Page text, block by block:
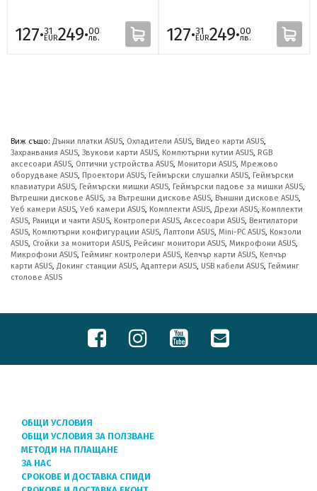
127·31
EUR249·00
лв. 127·31
EUR249·00
лв.
Виж също: Дънни платки ASUS Охладители ASUS Видео карти ASUS
Захранвания ASUS Звукови карти ASUS Компютърни кутии ASUS RGB
аксесоари ASUS Оптични устройства ASUS Монитори ASUS Мрежово
оборудване ASUS Проектори ASUS Геймърски слушалки ASUS Геймърски
клавиатури ASUS Геймърски мишки ASUS Геймърски падове за мишки ASUS
Вътрешни дискове ASUS за Вътрешни дискове ASUS Външни дискове ASUS
Уеб камери ASUS Уеб камери ASUS Комплекти ASUS Дрехи ASUS Комплекти
ASUS Раници и чанти ASUS Контролери ASUS Аксесоари ASUS Вентилатори
ASUS Компютърни конфигурации ASUS Лаптопи ASUS Mini-PC ASUS Конзоли
ASUS Стойки за монитори ASUS Рейсинг монитори ASUS Микрофони ASUS
Микрофони ASUS Гейминг контролери ASUS Кепчър карти ASUS Кепчър
карти ASUS Докинг станции ASUS Адаптери ASUS USB кабели ASUS Гейминг
столове ASUS
ОБЩИ УСЛОВИЯ
ОБЩИ УСЛОВИЯ ЗА ПОЛЗВАНЕ
МЕТОДИ НА ПЛАЩАНЕ
ЗА НАС
СРОКОВЕ И ДОСТАВКА СПИДИ